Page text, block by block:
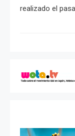
realizado el